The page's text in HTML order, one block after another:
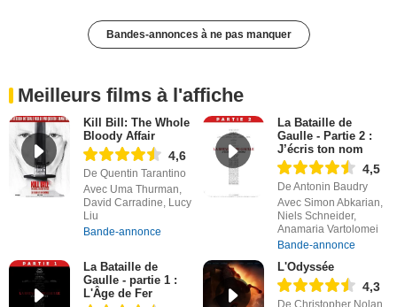
Bandes-annonces à ne pas manquer
Meilleurs films à l'affiche
Kill Bill: The Whole
Bloody Affair
4,6
De Quentin Tarantino
Avec Uma Thurman,
David Carradine, Lucy
Liu
Bande-annonce
La Bataille de
Gaulle - Partie 2 :
J’écris ton nom
4,5
De Antonin Baudry
Avec Simon Abkarian,
Niels Schneider,
Anamaria Vartolomei
Bande-annonce
La Bataille de
Gaulle - partie 1 :
L'Âge de Fer
L'Odyssée
4,3
De Christopher Nolan